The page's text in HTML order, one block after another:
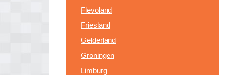
Flevoland
Friesland
Gelderland
Groningen
Limburg